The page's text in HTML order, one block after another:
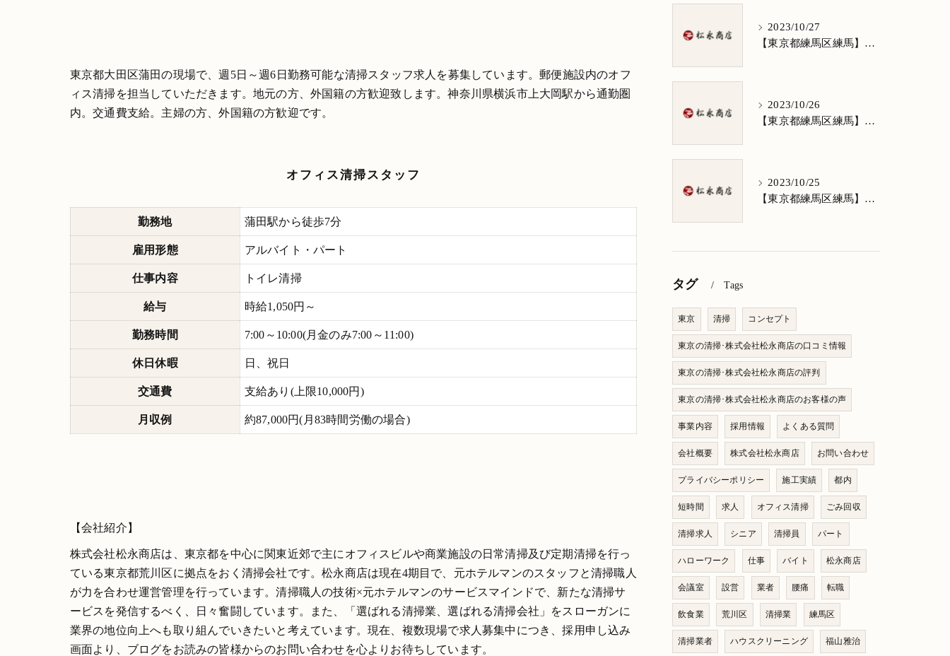
東京都大田区蒲田の現場で、週5日～週6日勤務可能な清掃スタッフ求人を募集しています。郵便施設内のオフ
ィス清掃を担当していただきます。地元の方、外国籍の方歓迎致します。神奈川県横浜市上大岡駅から通勤圏
内。交通費支給。主婦の方、外国籍の方歓迎です。
オフィス清掃スタッフ
勤務地 蒲田駅から徒歩7分
雇用形態 アルバイト・パート
仕事内容 トイレ清掃
給与 時給1,050円～
勤務時間 7:00～10:00(月金のみ7:00～11:00)
休日休暇 日、祝日
交通費 支給あり(上限10,000円)
月収例 約87,000円(月83時間労働の場合)
【会社紹介】
株式会社松永商店は、東京都を中心に関東近郊で主にオフィスビルや商業施設の日常清掃及び定期清掃を行っ
ている東京都荒川区に拠点をおく清掃会社です。松永商店は現在4期目で、元ホテルマンのスタッフと清掃職人
が力を合わせ運営管理を行っています。清掃職人の技術×元ホテルマンのサービスマインドで、新たな清掃サ
ービスを発信するべく、日々奮闘しています。また、「選ばれる清掃業、選ばれる清掃会社」をスローガンに
業界の地位向上へも取り組んでいきたいと考えています。現在、複数現場で求人募集中につき、採用申し込み
画面より、ブログをお読みの皆様からのお問い合わせを心よりお待ちしています。
2023/10/27
【東京都練馬区練馬】清掃求人★1日3h/週5日/祝日お休み★谷原在住の方歓迎
2023/10/26
【東京都練馬区練馬】清掃求人★1日3h/週5日/祝日お休み★南田中在住の方歓迎
2023/10/25
【東京都練馬区練馬】清掃求人★1日3h/週5日/祝日お休み★南大泉在住の方歓迎
タグ Tags
東京 清掃 コンセプト
東京の清掃･株式会社松永商店の口コミ情報
東京の清掃･株式会社松永商店の評判
東京の清掃･株式会社松永商店のお客様の声
事業内容 採用情報 よくある質問
会社概要 株式会社松永商店 お問い合わせ
プライバシーポリシー 施工実績 都内
短時間 求人 オフィス清掃 ごみ回収
清掃求人 シニア 清掃員 パート
ハローワーク 仕事 バイト 松永商店
会議室 設営 業者 腰痛 転職
飲食業 荒川区 清掃業 練馬区
清掃業者 ハウスクリーニング 福山雅治